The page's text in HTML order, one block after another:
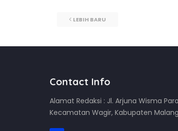
LEBIH BARU
Contact Info
Alamat Redaksi : Jl. Arjuna Wisma
Kecamatan Wagir, Kabupaten